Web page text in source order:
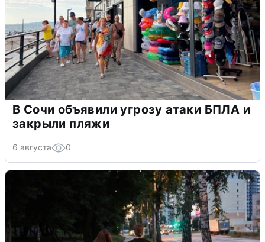
В Сочи объявили угрозу атаки БПЛА и
закрыли пляжи
6 августа 0